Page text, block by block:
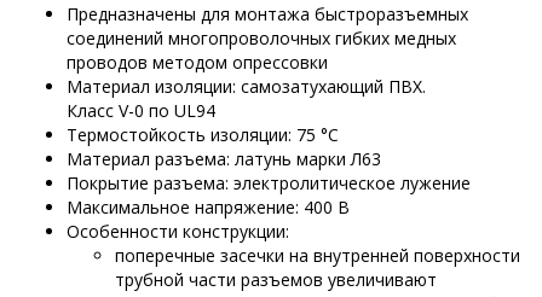
Предназначены для монтажа быстроразъемных
соединений многопроволочных гибких медных
проводов методом опрессовки
Материал изоляции: самозатухающий ПВХ.
Класс V-0 по UL94
Термостойкость изоляции: 75 °C
Материал разъема: латунь марки Л63
Покрытие разъема: электролитическое лужение
Максимальное напряжение: 400 В
Особенности конструкции:
поперечные засечки на внутренней поверхности
трубной части разъемов увеличивают